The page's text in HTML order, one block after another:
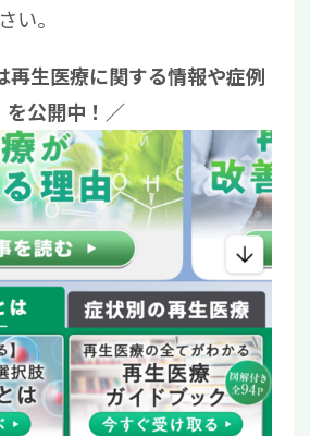
い。
再生医療に関する情報や症例
を公開中！／